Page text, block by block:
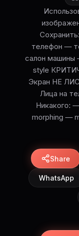
телефон —
салон машины
style
Экран НЕ
Лица на
Никакого:
morphing —
Share
WhatsApp